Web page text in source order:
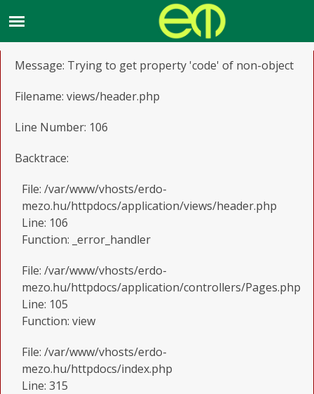
Message: Trying to get property 'code' of non-object
Filename: views/header.php
Line Number: 106
Backtrace:
File: /var/www/vhosts/erdo-
mezo.hu/httpdocs/application/views/header.php
Line: 106
Function: _error_handler
File: /var/www/vhosts/erdo-
mezo.hu/httpdocs/application/controllers/Pages.php
Line: 105
Function: view
File: /var/www/vhosts/erdo-
mezo.hu/httpdocs/index.php
Line: 315